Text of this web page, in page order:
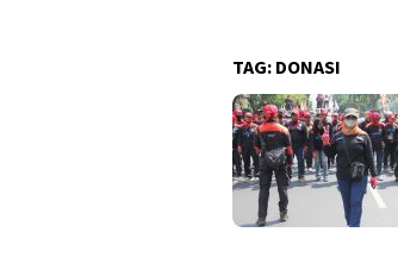
TAG: DONASI